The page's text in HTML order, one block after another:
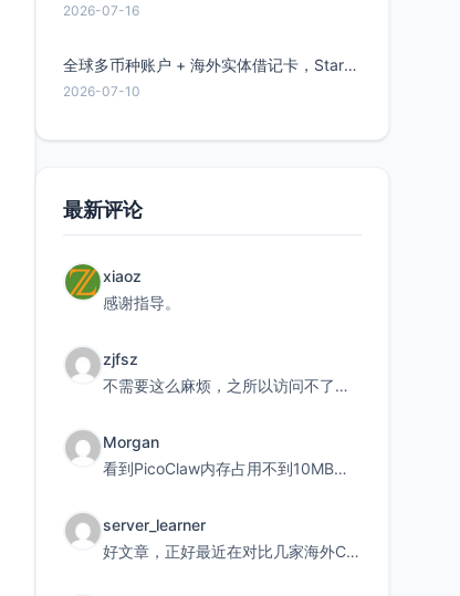
2026-07-16
全球多币种账户 + 海外实体借记卡，Starryblu开户教程与注意事项
2026-07-10
最新评论
xiaoz
感谢指导。
zjfsz
不需要这么麻烦，之所以访问不了，是由于非对称路由的问题，在爱快主路由添加一条静态路由192.168.
Morgan
看到PicoClaw内存占用不到10MB这个数据真的很惊喜，确实很适合我这种想用旧设备折腾AI的小白
server_learner
好文章，正好最近在对比几家海外CDN。文中提到CF免费版不支持自定义回源端口和HOST这个痛点太真实